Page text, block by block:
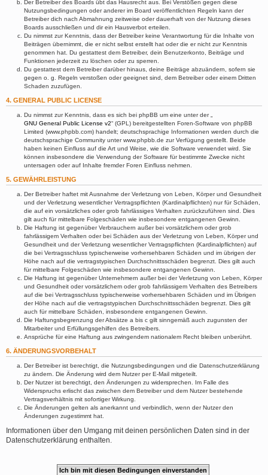
Der Betreiber des Boards übt das Hausrecht aus. Bei Verstößen gegen diese
Nutzungsbedingungen oder anderer im Board veröffentlichten Regeln kann der
Betreiber dich nach Abmahnung zeitweise oder dauerhaft von der Nutzung dieses
Boards ausschließen und dir ein Hausverbot erteilen.
Du nimmst zur Kenntnis, dass der Betreiber keine Verantwortung für die Inhalte von
Beiträgen übernimmt, die er nicht selbst erstellt hat oder die er nicht zur Kenntnis
genommen hat. Du gestattest dem Betreiber, dein Benutzerkonto, Beiträge und
Funktionen jederzeit zu löschen oder zu sperren.
Du gestattest dem Betreiber darüber hinaus, deine Beiträge abzuändern, sofern sie
gegen o. g. Regeln verstoßen oder geeignet sind, dem Betreiber oder einem Dritten
Schaden zuzufügen.
4. GENERAL PUBLIC LICENSE
Du nimmst zur Kenntnis, dass es sich bei phpBB um eine unter der „
GNU General Public License v2“ (GPL) bereitgestellten Foren-Software von phpBB
Limited (www.phpbb.com) handelt; deutschsprachige Informationen werden durch die
deutschsprachige Community unter www.phpbb.de zur Verfügung gestellt. Beide
haben keinen Einfluss auf die Art und Weise, wie die Software verwendet wird. Sie
können insbesondere die Verwendung der Software für bestimmte Zwecke nicht
untersagen oder auf Inhalte fremder Foren Einfluss nehmen.
5. GEWÄHRLEISTUNG
Der Betreiber haftet mit Ausnahme der Verletzung von Leben, Körper und Gesundheit
und der Verletzung wesentlicher Vertragspflichten (Kardinalpflichten) nur für Schäden,
die auf ein vorsätzliches oder grob fahrlässiges Verhalten zurückzuführen sind. Dies
gilt auch für mittelbare Folgeschäden wie insbesondere entgangenen Gewinn.
Die Haftung ist gegenüber Verbrauchern außer bei vorsätzlichem oder grob
fahrlässigem Verhalten oder bei Schäden aus der Verletzung von Leben, Körper und
Gesundheit und der Verletzung wesentlicher Vertragspflichten (Kardinalpflichten) auf
die bei Vertragsschluss typischerweise vorhersehbaren Schäden und im übrigen der
Höhe nach auf die vertragstypischen Durchschnittsschäden begrenzt. Dies gilt auch
für mittelbare Folgeschäden wie insbesondere entgangenen Gewinn.
Die Haftung ist gegenüber Unternehmern außer bei der Verletzung von Leben, Körper
und Gesundheit oder vorsätzlichem oder grob fahrlässigem Verhalten des Betreibers
auf die bei Vertragsschluss typischerweise vorhersehbaren Schäden und im Übrigen
der Höhe nach auf die vertragstypischen Durchschnittsschäden begrenzt. Dies gilt
auch für mittelbare Schäden, insbesondere entgangenen Gewinn.
Die Haftungsbegrenzung der Absätze a bis c gilt sinngemäß auch zugunsten der
Mitarbeiter und Erfüllungsgehilfen des Betreibers.
Ansprüche für eine Haftung aus zwingendem nationalem Recht bleiben unberührt.
6. ÄNDERUNGSVORBEHALT
Der Betreiber ist berechtigt, die Nutzungsbedingungen und die Datenschutzerklärung
zu ändern. Die Änderung wird dem Nutzer per E-Mail mitgeteilt.
Der Nutzer ist berechtigt, den Änderungen zu widersprechen. Im Falle des
Widerspruchs erlischt das zwischen dem Betreiber und dem Nutzer bestehende
Vertragsverhältnis mit sofortiger Wirkung.
Die Änderungen gelten als anerkannt und verbindlich, wenn der Nutzer den
Änderungen zugestimmt hat.
Informationen über den Umgang mit deinen persönlichen Daten sind in der
Datenschutzerklärung enthalten.